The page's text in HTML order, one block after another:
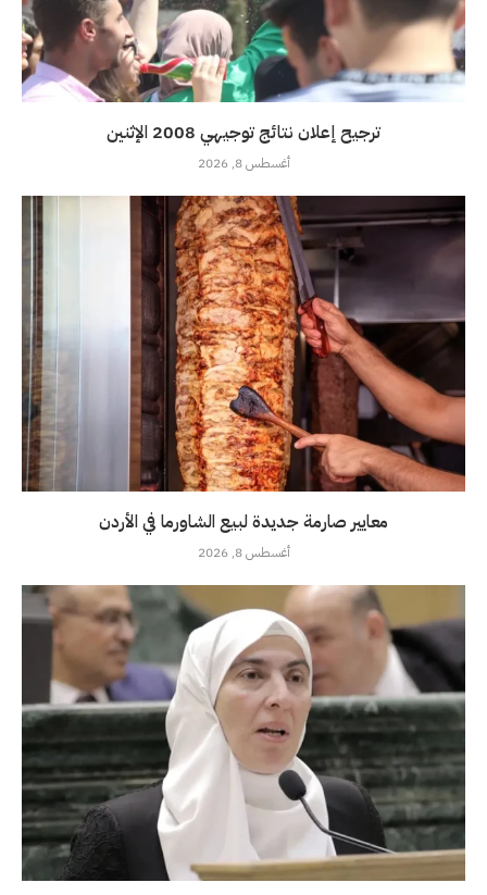
ترجيح إعلان نتائج توجيهي 2008 الإثنين
أغسطس 8, 2026
معايير صارمة جديدة لبيع الشاورما في الأردن
أغسطس 8, 2026